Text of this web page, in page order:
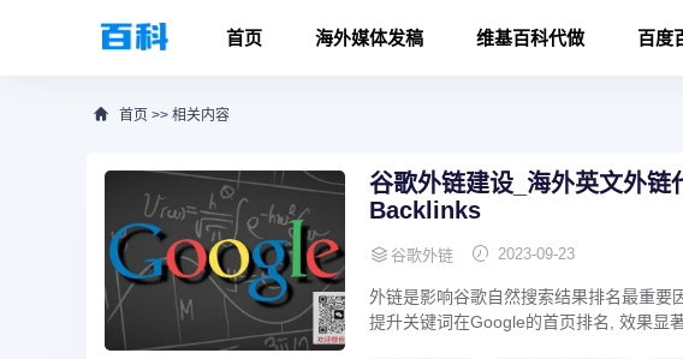
首页 海外媒体发稿 维基百科代做 百度
首页 >> 相关内容
谷歌外链建设_海外英文外
Backlinks
谷歌外链 2023-09-23
外链是影响谷歌自然搜索结果排名最重要
提升关键词在Google的首页排名, 效果显